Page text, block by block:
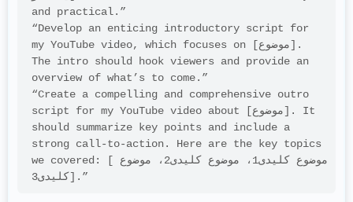
and practical.”
“Develop an enticing introductory script for
my YouTube video, which focuses on [موضوع].
The intro should hook viewers and provide an
overview of what’s to come.”
“Create a compelling and comprehensive outro
script for my YouTube video about [موضوع]. It
should summarize key points and include a
strong call-to-action. Here are the key topics
we covered: [موضوع کلیدی1، موضوع کلیدی2، موضوع
کلیدی3].”